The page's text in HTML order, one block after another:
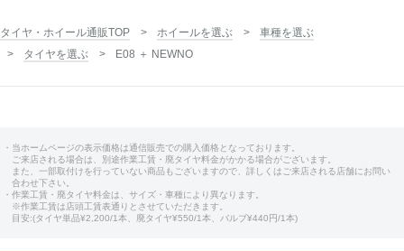
タイヤ・ホイール通販TOP ホイールを選ぶ
車種を選ぶ
タイヤを選ぶ
E08 ＋ NEWNO
・当ホームページの表示価格は通信販売での購入価格となっております。
ご来店される場合は、別途作業工賃・廃タイヤ料金がかかる場合がございます。
また、一部取付けを行っていない商品もございますので、詳しくはご来店される店舗にお問い
合わせ下さい。
・作業工賃・廃タイヤ料金は、サイズ・車種により異なります。
※作業工賃は店頭工賃表通りとさせていただきます。
目安:(タイヤ単品¥2,200/1本、廃タイヤ¥550/1本、バルブ¥440円/1本)